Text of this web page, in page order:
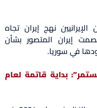
نهج إيران تجاه
إيران المتصور بشأن
في سوريا.
بداية قاتمة لعام